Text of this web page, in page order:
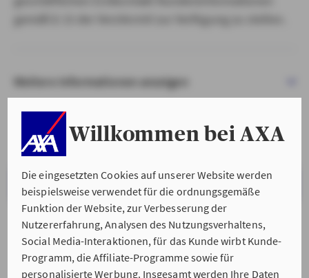
Willkommen bei AXA
Die eingesetzten Cookies auf unserer Website werden
beispielsweise verwendet für die ordnungsgemäße
Funktion der Website, zur Verbesserung der
Nutzererfahrung, Analysen des Nutzungsverhaltens,
Social Media-Interaktionen, für das Kunde wirbt Kunde-
Programm, die Affiliate-Programme sowie für
personalisierte Werbung. Insgesamt werden Ihre Daten
Weitere Informationen anzeigen
VERSTANDEN & WEITER